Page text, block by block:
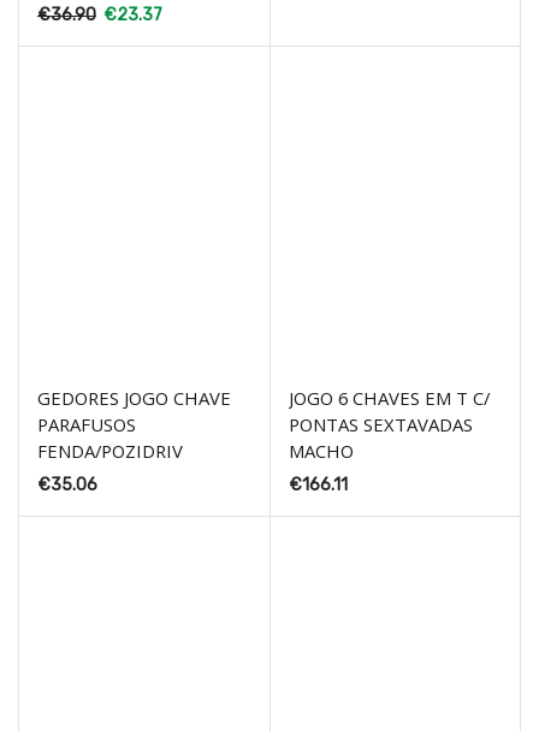
€36.90 €23.37
GEDORES JOGO CHAVE
PARAFUSOS
FENDA/POZIDRIV
€35.06
JOGO 6 CHAVES EM T C/
PONTAS SEXTAVADAS
MACHO
€166.11